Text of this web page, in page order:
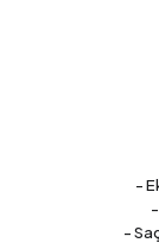
-
-